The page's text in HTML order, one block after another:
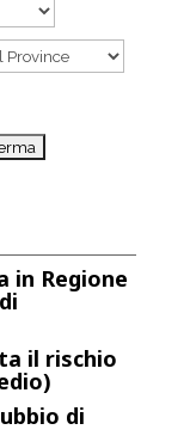
in Regione
il rischio
di